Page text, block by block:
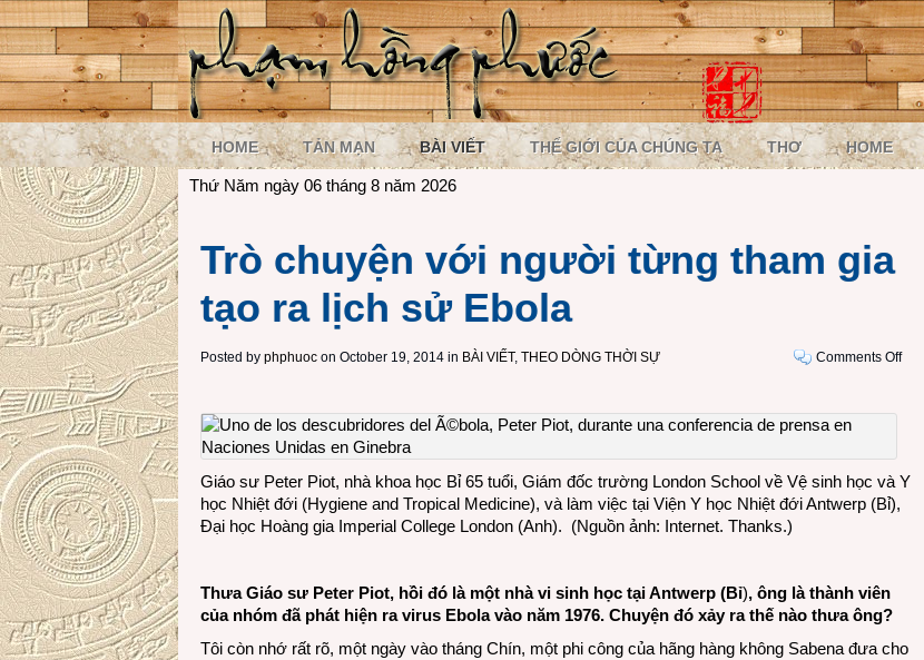
HOME TẢN MẠN BÀI VIẾT THẾ GIỚI CỦA CHÚNG TA THƠ HOME
Thứ Năm ngày 06 tháng 8 năm 2026
Trò chuyện với người từng tham gia
tạo ra lịch sử Ebola
Posted by phphuoc on October 19, 2014 in BÀI VIẾT, THEO DÒNG THỜI SỰ Comments Offon
tham
Giáo sư Peter Piot, nhà khoa học Bỉ 65 tuổi, Giám đốc trường London School về Vệ sinh học và Y
học Nhiệt đới (Hygiene and Tropical Medicine), và làm việc tại Viện Y học Nhiệt đới Antwerp (Bỉ),
Đại học Hoàng gia Imperial College London (Anh). (Nguồn ảnh: Internet. Thanks.)
Thưa Giáo sư Peter Piot, hồi đó là một nhà vi sinh học tại Antwerp (Bỉ), ông là thành viên
của nhóm đã phát hiện ra virus Ebola vào năm 1976. Chuyện đó xảy ra thế nào thưa ông?
Tôi còn nhớ rất rõ, một ngày vào tháng Chín, một phi công của hãng hàng không Sabena đưa cho